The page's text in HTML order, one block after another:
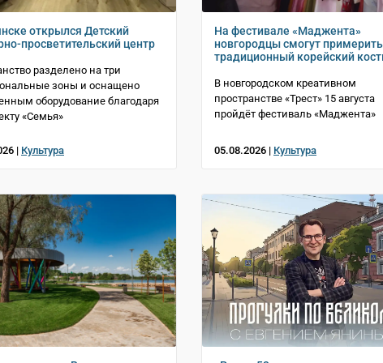
открылся Детский
просветительский центр
разделено на три
зоны и оснащено
оборудование благодаря
«Семья»
| Культура
На фестивале «Маджента»
новгородцы смогут примерить
традиционный корейский
В новгородском креативном
пространстве «Трест» 15 августа
пройдёт фестиваль «Маджента»
05.08.2026 | Культура